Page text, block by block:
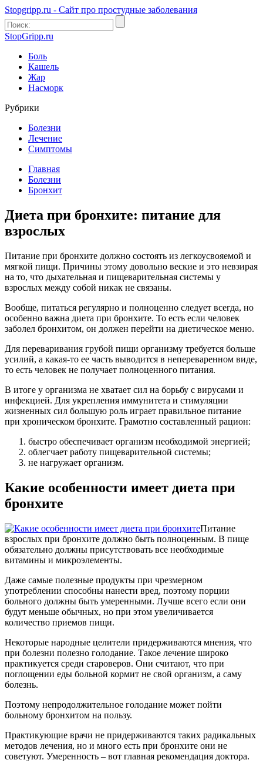
Stopgripp.ru - Cайт про простудные заболевания
StopGripp.ru
Боль
Кашель
Жар
Насморк
Рубрики
Болезни
Лечение
Симптомы
Главная
Болезни
Бронхит
Диета при бронхите: питание для
взрослых
Питание при бронхите должно состоять из легкоусвояемой и
мягкой пищи. Причины этому довольно веские и это невзирая
на то, что дыхательная и пищеварительная системы у
взрослых между собой никак не связаны.
Вообще, питаться регулярно и полноценно следует всегда, но
особенно важна диета при бронхите. То есть если человек
заболел бронхитом, он должен перейти на диетическое меню.
Для переваривания грубой пищи организму требуется больше
усилий, а какая-то ее часть выводится в непереваренном виде,
то есть человек не получает полноценного питания.
В итоге у организма не хватает сил на борьбу с вирусами и
инфекцией. Для укрепления иммунитета и стимуляции
жизненных сил большую роль играет правильное питание
при хроническом бронхите. Грамотно составленный рацион:
быстро обеспечивает организм необходимой энергией;
облегчает работу пищеварительной системы;
не нагружает организм.
Какие особенности имеет диета при
бронхите
Питание
взрослых при бронхите должно быть полноценным. В пище
обязательно должны присутствовать все необходимые
витамины и микроэлементы.
Даже самые полезные продукты при чрезмерном
употреблении способны нанести вред, поэтому порции
больного должны быть умеренными. Лучше всего если они
будут меньше обычных, но при этом увеличивается
количество приемов пищи.
Некоторые народные целители придерживаются мнения, что
при болезни полезно голодание. Такое лечение широко
практикуется среди староверов. Они считают, что при
поглощении еды больной кормит не свой организм, а саму
болезнь.
Поэтому непродолжительное голодание может пойти
больному бронхитом на пользу.
Практикующие врачи не придерживаются таких радикальных
методов лечения, но и много есть при бронхите они не
советуют. Умеренность – вот главная рекомендация доктора.